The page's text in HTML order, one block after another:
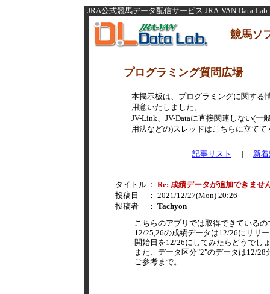
JRA公式競馬データ配信サービス JRA-VAN Data Lab.
競馬ソ
プログラミング質問広場
本掲示板は、プログラミングに関する
用意いたしました。
JV-Link、JV-Dataに直接関連しない(一
用法などの)スレッドはこちらに立てて
記事リスト | 新
タイトル ： Re: 成績データが追加できませ
投稿日
： 2021/12/27(Mon) 20:26
投稿者
： Tachyon
こちらのアプリでは取得できている
12/25,26の成績データは12/26にリリ
開始日を12/26にしてみたらどうでし
また、データ区分"2"のデータは12/
ご参考まで。